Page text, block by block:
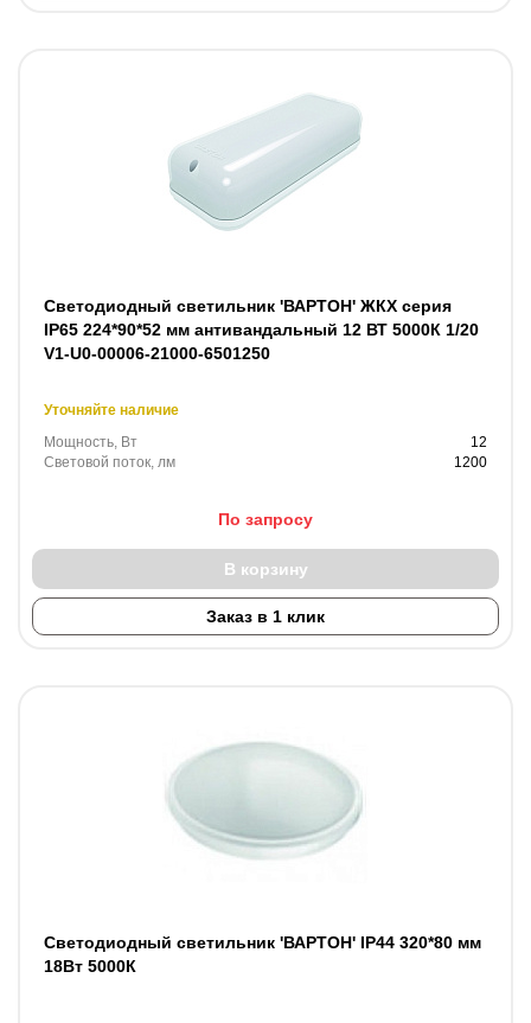
Светодиодный светильник 'ВАРТОН' ЖКХ серия
IP65 224*90*52 мм антивандальный 12 ВТ 5000К 1/20
V1-U0-00006-21000-6501250
Уточняйте наличие
Мощность, Вт
12
Световой поток, лм
1200
По запросу
В корзину
Заказ в 1 клик
Светодиодный светильник 'ВАРТОН' IP44 320*80 мм
18Вт 5000К